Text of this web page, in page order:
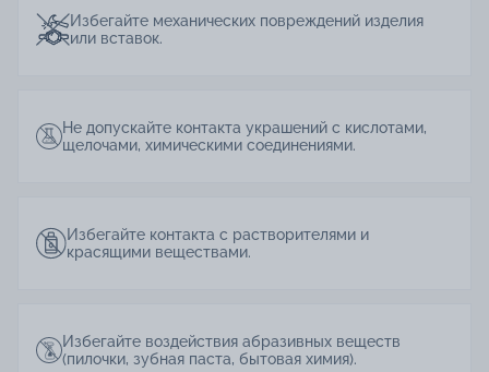
Избегайте механических повреждений изделия
или вставок.
Не допускайте контакта украшений с кислотами,
щелочами, химическими соединениями.
Избегайте контакта с растворителями и
красящими веществами.
Избегайте воздействия абразивных веществ
(пилочки, зубная паста, бытовая химия).